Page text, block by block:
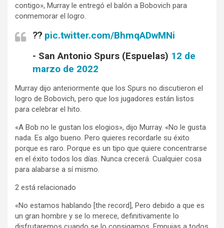
contigo», Murray le entregó el balón a Bobovich para
conmemorar el logro.
⁇ pic.twitter.com/BhmqADwMNi
- San Antonio Spurs (Espuelas) 12 de
marzo de 2022
Murray dijo anteriormente que los Spurs no discutieron el
logro de Bobovich, pero que los jugadores están listos
para celebrar el hito.
«A Bob no le gustan los elogios», dijo Murray. «No le gusta
nada. Es algo bueno. Pero quieres recordarle su éxito
porque es raro. Porque es un tipo que quiere concentrarse
en el éxito todos los días. Nunca crecerá. Cualquier cosa
para alabarse a sí mismo.
2 está relacionado
«No estamos hablando [the record], Pero debido a que es
un gran hombre y se lo merece, definitivamente lo